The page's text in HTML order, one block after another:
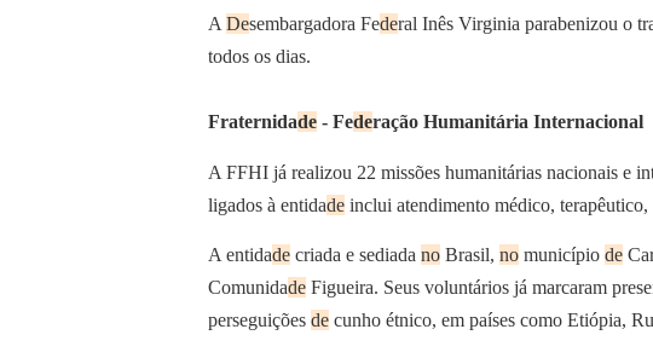
A Desembargadora Federal Inês Virginia parabenizou o
todos os dias.
Fraternidade - Federação Humanitária Internacional
A FFHI já realizou 22 missões humanitárias nacionais e
ligados à entidade inclui atendimento médico,
A entidade criada e sediada no Brasil, no município de
Comunidade Figueira. Seus voluntários já marcaram
perseguições de cunho étnico, em países como Etiópia,